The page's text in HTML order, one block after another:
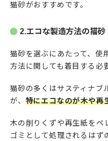
猫砂がおすすめです。
2.エコな製造方法の猫砂
猫砂を選ぶにあたって、使
方法に関しても着目する必
猫砂の多くはサスティナブ
が、 特にエコなのが木や再
木の削りくずや再生紙をペ
ゴミとして処理されるはず